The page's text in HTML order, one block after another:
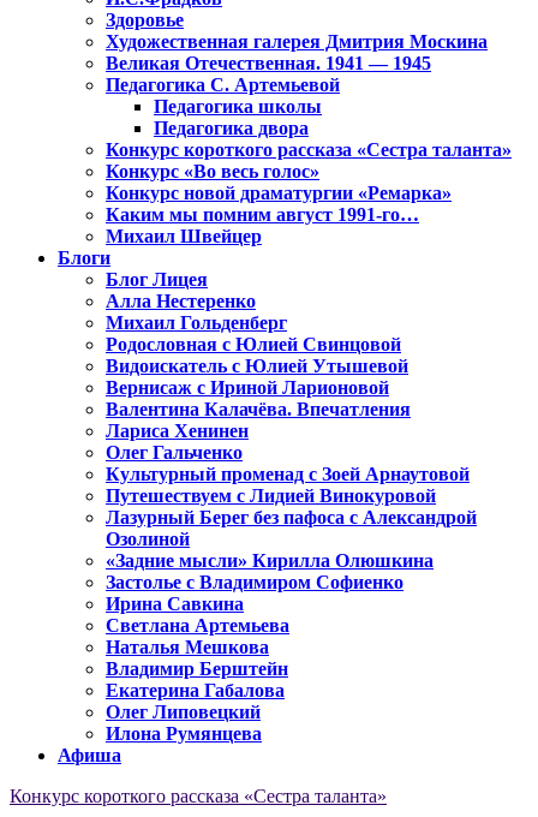
Здоровье
Художественная галерея Дмитрия Москина
Великая Отечественная. 1941 — 1945
Педагогика С. Артемьевой
Педагогика школы
Педагогика двора
Конкурс короткого рассказа «Сестра таланта»
Конкурс «Во весь голос»
Конкурс новой драматургии «Ремарка»
Каким мы помним август 1991-го…
Михаил Швейцер
Блоги
Блог Лицея
Алла Нестеренко
Михаил Гольденберг
Родословная с Юлией Свинцовой
Видоискатель с Юлией Утышевой
Вернисаж с Ириной Ларионовой
Валентина Калачёва. Впечатления
Лариса Хенинен
Олег Гальченко
Культурный променад с Зоей Арнаутовой
Путешествуем с Лидией Винокуровой
Лазурный Берег без пафоса с Александрой
Озолиной
«Задние мысли» Кирилла Олюшкина
Застолье с Владимиром Софиенко
Ирина Савкина
Светлана Артемьева
Наталья Мешкова
Владимир Берштейн
Екатерина Габалова
Олег Липовецкий
Илона Румянцева
Афиша
Конкурс короткого рассказа «Сестра таланта»